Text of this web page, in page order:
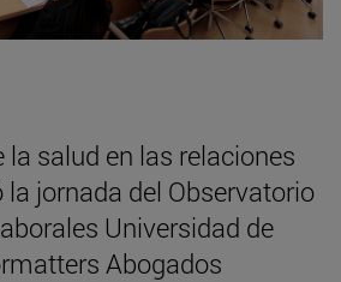
la salud en las relaciones
la jornada del Observatorio
Universidad de
Abogados